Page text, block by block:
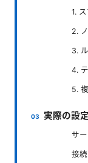
1.
2.
3.
4.
5.
実際の設
サ
接